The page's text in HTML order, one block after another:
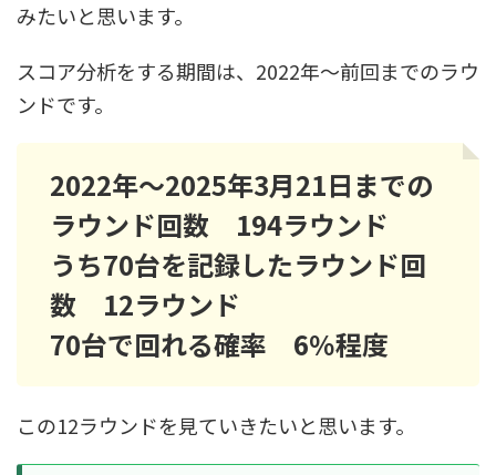
みたいと思います。
スコア分析をする期間は、2022年～前回までのラウ
ンドです。
2022年～2025年3月21日までの
ラウンド回数 194ラウンド
うち70台を記録したラウンド回
数 12ラウンド
70台で回れる確率 6％程度
この12ラウンドを見ていきたいと思います。